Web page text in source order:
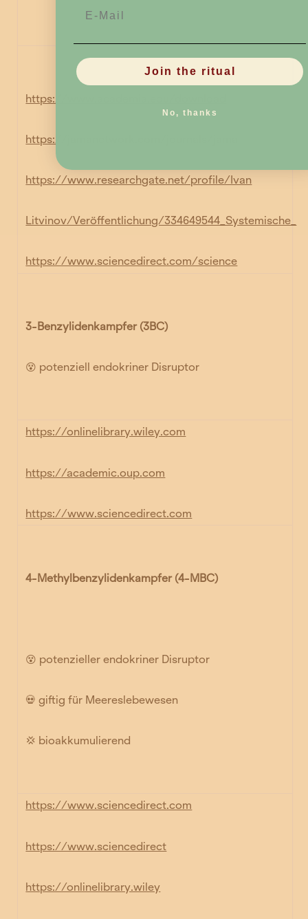
https://www.academia.edu/download
https://jamanetwork.com/journals/jama
https://www.researchgate.net/profile/Ivan
Litvinov/Veröffentlichung/334649544_Systemische_
https://www.sciencedirect.com/science
3-Benzylidenkampfer (3BC)
😵 potenziell endokriner Disruptor
https://onlinelibrary.wiley.com
https://academic.oup.com
https://www.sciencedirect.com
4-Methylbenzylidenkampfer (4-MBC)
😵 potenzieller endokriner Disruptor
💀giftig für Meereslebewesen
💢 bioakkumulierend
https://www.sciencedirect.com
https://www.sciencedirect
https://onlinelibrary.wiley
Join the ritual
No, thanks